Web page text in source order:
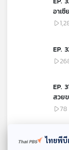
อาเซี
EP.
EP.
สวย
โหย
78
มันโซ
ไทยพีบี